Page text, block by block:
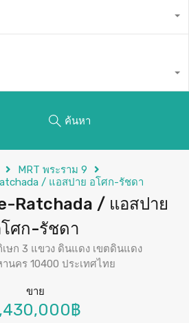
ค้นหา
MRT พระราม 9
/ แอสปาย อโศก-รัชดา
Ratchada / แอสปาย
ศก-รัชดา
ษก 3 แขวง ดินแดง เขตดินแดง
านคร 10400 ประเทศไทย
ขาย
฿